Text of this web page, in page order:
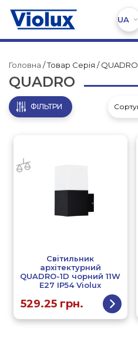
Головна / Товар Серія / QUADRO
QUADRO
ФІЛЬТРИ
Світильник
архітектурний
QUADRO-1D чорний 11W
Е27 IP54 Violux
529.25 грн.